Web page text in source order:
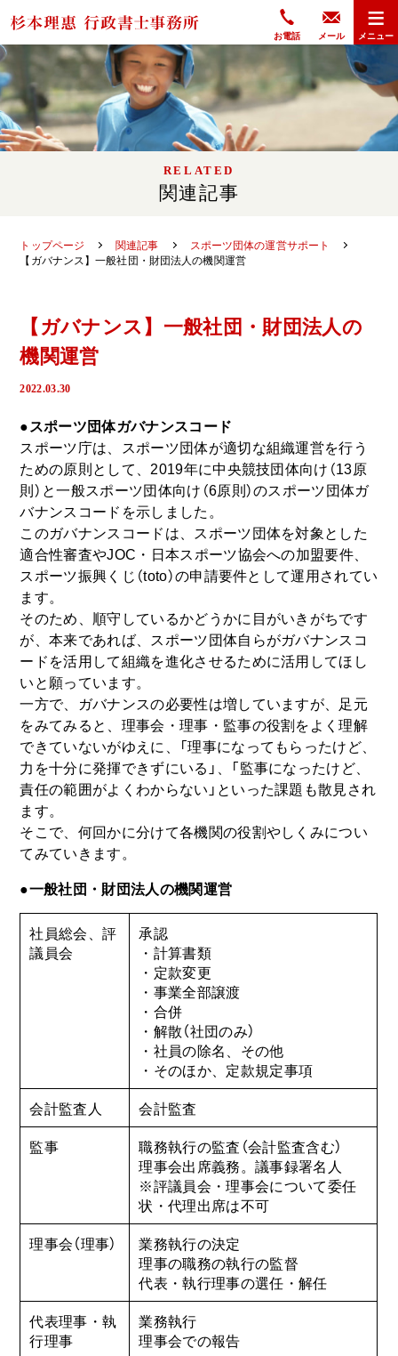
≡
メニュー
お電話 メール
杉本理惠 行政書士事務所
RELATED
関連記事
トップページ 関連記事
スポーツ団体の運営サポート
【ガバナンス】一般社団・財団法人の機関運営
【ガバナンス】一般社団・財団法人の
機関運営
2022.03.30
●スポーツ団体ガバナンスコード
スポーツ庁は、スポーツ団体が適切な組織運営を行う
ための原則として、2019年に中央競技団体向け（13原
則）と一般スポーツ団体向け（6原則）のスポーツ団体ガ
バナンスコードを示しました。
このガバナンスコードは、スポーツ団体を対象とした
適合性審査やJOC・日本スポーツ協会への加盟要件、
スポーツ振興くじ（toto）の申請要件として運用されてい
ます。
そのため、順守しているかどうかに目がいきがちです
が、本来であれば、スポーツ団体自らがガバナンスコ
ードを活用して組織を進化させるために活用してほし
いと願っています。
一方で、ガバナンスの必要性は増していますが、足元
をみてみると、理事会・理事・監事の役割をよく理解
できていないがゆえに、「理事になってもらったけど、
力を十分に発揮できずにいる」、「監事になったけど、
責任の範囲がよくわからない」といった課題も散見され
ます。
そこで、何回かに分けて各機関の役割やしくみについ
てみていきます。
●一般社団・財団法人の機関運営
社員総会、評
議員会
承認
・計算書類
・定款変更
・事業全部譲渡
・合併
・解散（社団のみ）
・社員の除名、その他
・そのほか、定款規定事項
会計監査人
会計監査
監事
職務執行の監査（会計監査含む）
理事会出席義務。議事録署名人
※評議員会・理事会について委任
状・代理出席は不可
理事会（理事）
業務執行の決定
理事の職務の執行の監督
代表・執行理事の選任・解任
代表理事・執
行理事
業務執行
理事会での報告